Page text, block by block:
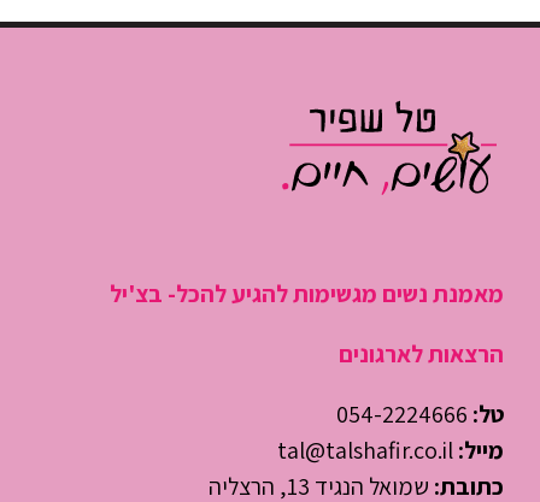
יום עבודה
היום
מאמנת נשים מגשימות להגיע להכל- בצ'יל
הרצאות לארגונים
טל: 054-2224666
מייל:tal@talshafir.co.il
כתובת: שמואל הנגיד 13, הרצליה